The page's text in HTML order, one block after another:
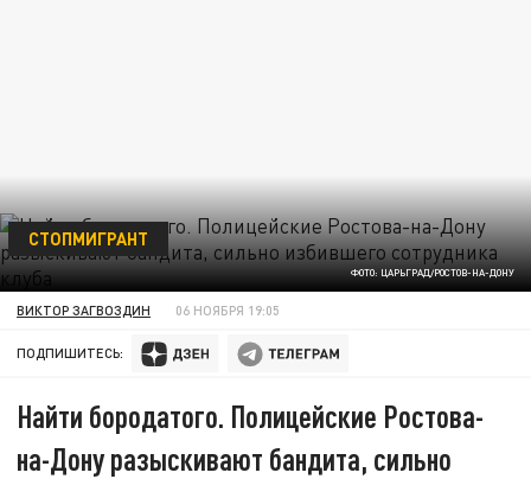
ФОТО: ЦАРЬГРАД/РОСТОВ-НА-ДОНУ
СТОПМИГРАНТ
ВИКТОР ЗАГВОЗДИН 06 НОЯБРЯ 19:05
ПОДПИШИТЕСЬ:
Найти бородатого. Полицейские Ростова-
на-Дону разыскивают бандита, сильно